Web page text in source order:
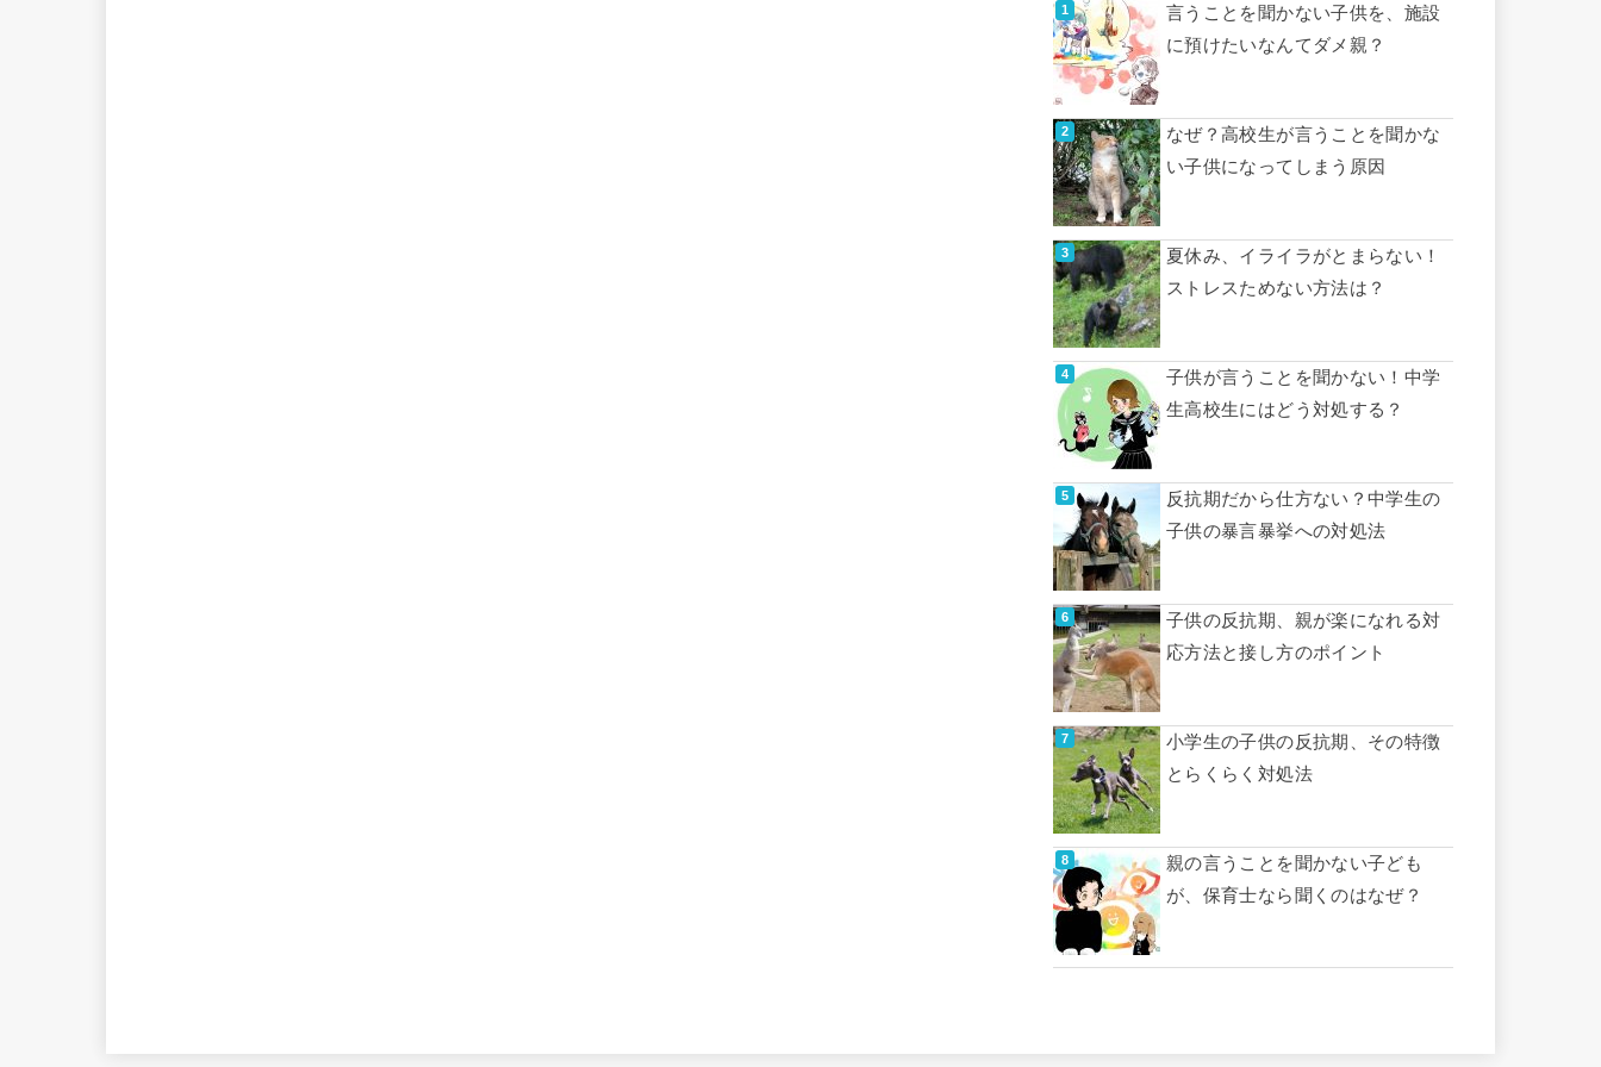
言うことを聞かない子供を、施設
に預けたいなんてダメ親？
なぜ？高校生が言うことを聞かな
い子供になってしまう原因
夏休み、イライラがとまらない！
ストレスためない方法は？
子供が言うことを聞かない！中学
生高校生にはどう対処する？
反抗期だから仕方ない？中学生の
子供の暴言暴挙への対処法
子供の反抗期、親が楽になれる対
応方法と接し方のポイント
小学生の子供の反抗期、その特徴
とらくらく対処法
親の言うことを聞かない子ども
が、保育士なら聞くのはなぜ？